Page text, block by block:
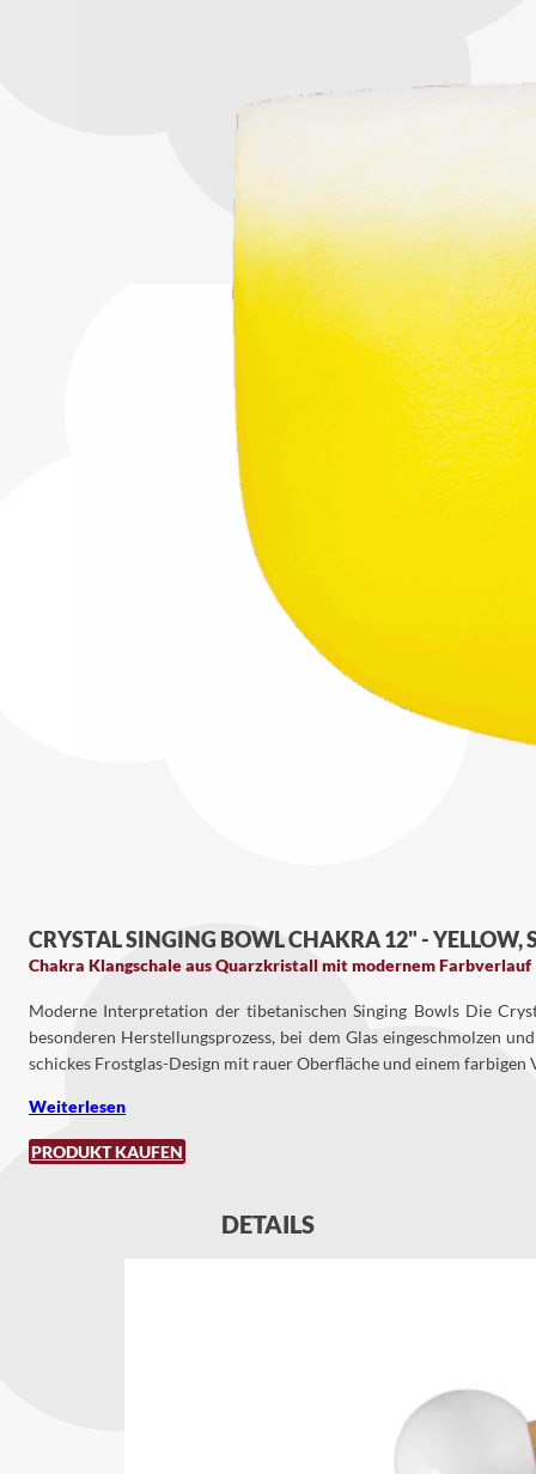
CRYSTAL SINGING BOWL CHAKRA 12" - YELLOW,
Chakra Klangschale aus Quarzkristall mit modernem Farbverlauf
Moderne Interpretation der tibetanischen Singing Bowls Die
besonderen Herstellungsprozess, bei dem Glas eingeschmolzen
schickes Frostglas-Design mit rauer Oberfläche und einem farbigen
Weiterlesen
PRODUKT KAUFEN
DETAILS